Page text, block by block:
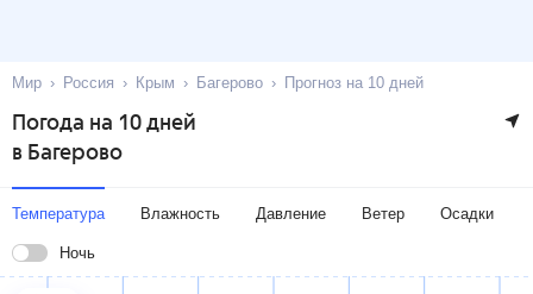
Мир Россия Крым Багерово Прогноз на 10 дней
Погода на 10 дней
в Багерово
Температура Влажность Давление Ветер Осадки
Ночь